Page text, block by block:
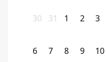
30 31 1 2 3
6 7 8 9 10